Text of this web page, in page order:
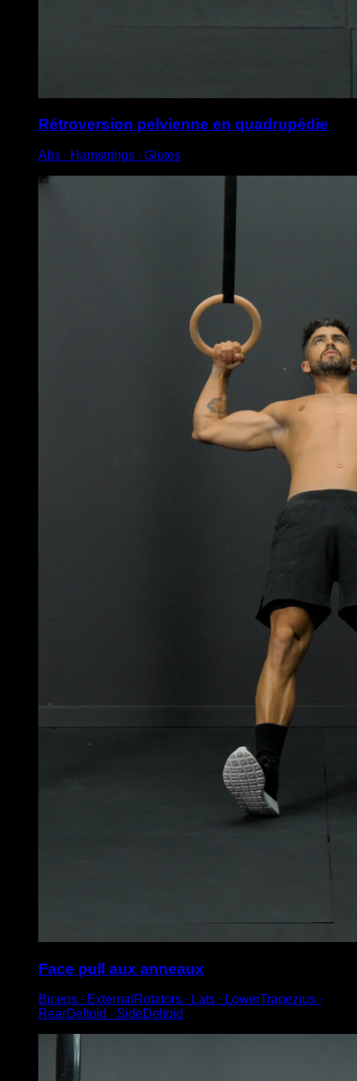
Rétroversion pelvienne en quadrupédie
Abs ∙ Hamstrings ∙ Glutes
Face pull aux anneaux
Biceps ∙ ExternalRotators ∙ Lats ∙ LowerTrapezius ∙
RearDeltoid ∙ SideDeltoid